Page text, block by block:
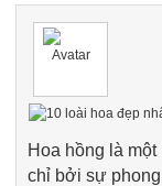
Hoa hồng là
chỉ bởi sự